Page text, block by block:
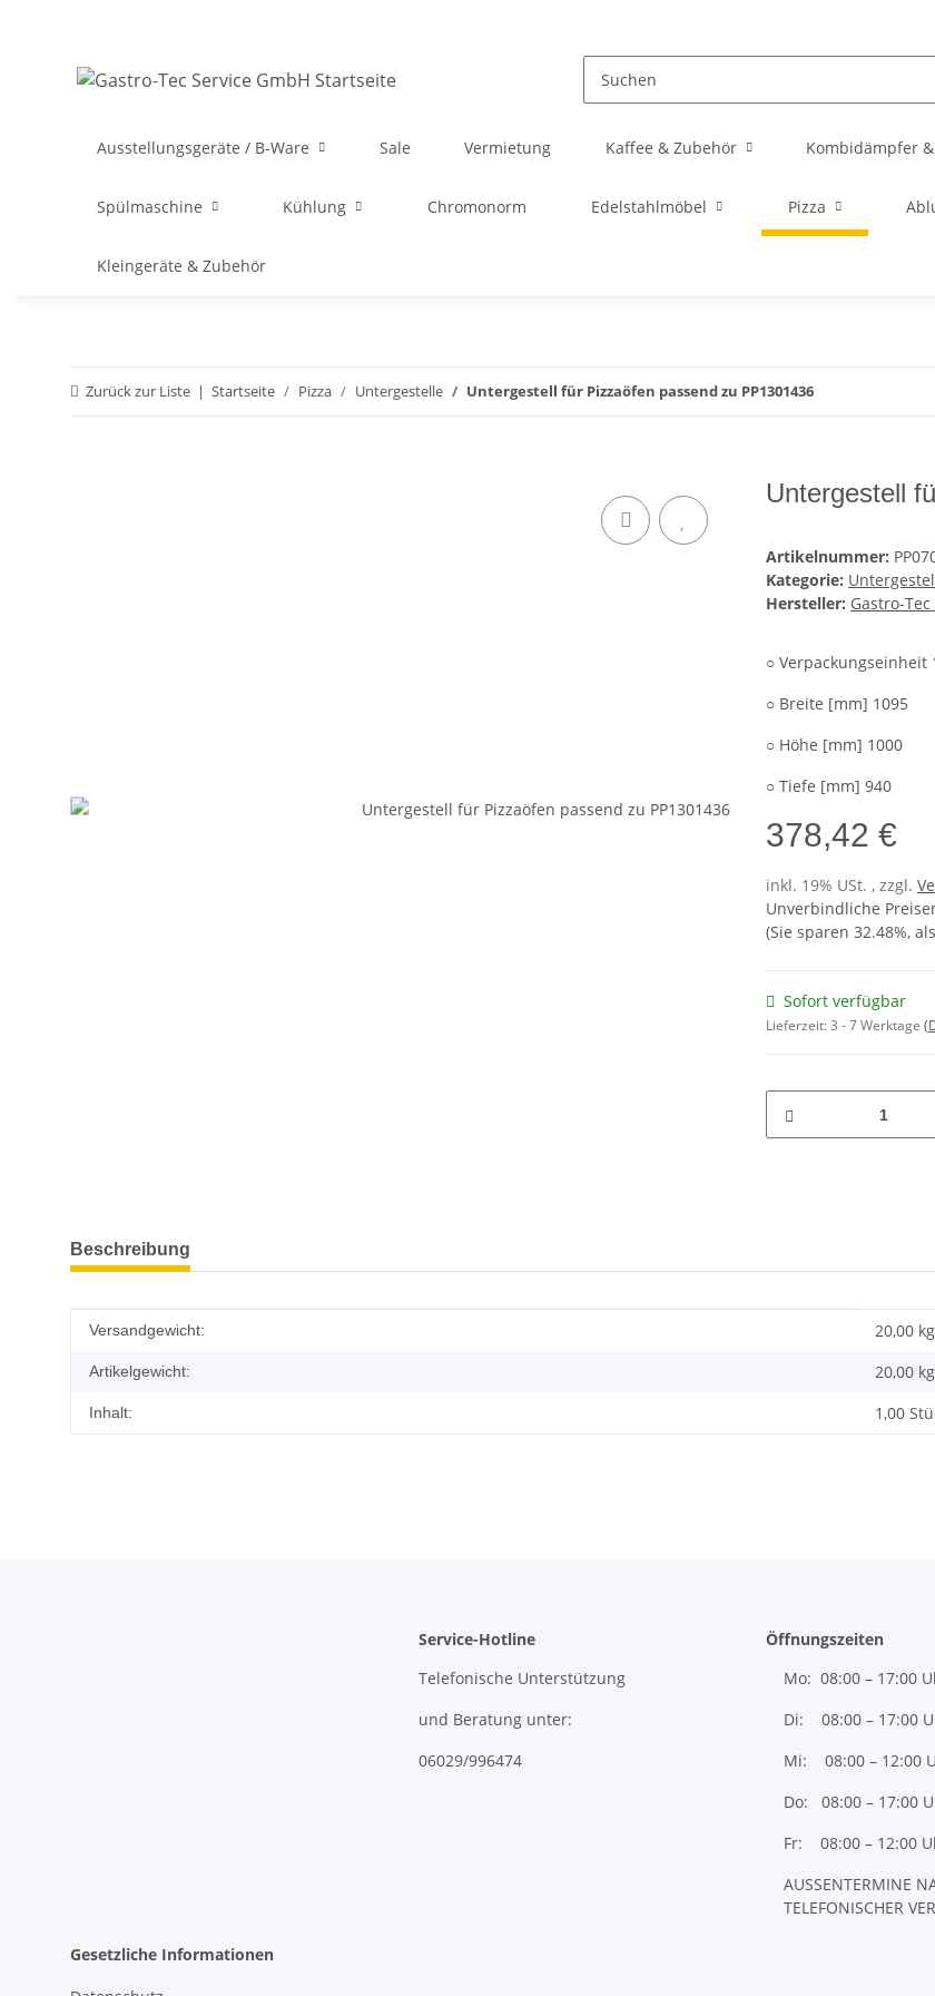
Ausstellungsgeräte / B-Ware Sale Vermietung Kaffee & Zubehör Kombidämpfer
Spülmaschine Kühlung Chromonorm Edelstahlmöbel Pizza
Kleingeräte & Zubehör
Zurück zur Liste Startseite Pizza Untergestelle Untergestell für Pizzaöfen passend zu PP1301436
Untergestell
Artikelnummer:
Kategorie:
Hersteller: Gastro-
○ Verpackungseinheit
○ Breite [mm] 1095
○ Höhe [mm] 1000
○ Tiefe [mm] 940
378,42 €
inkl. 19% USt. , zzgl.
Unverbindliche
(Sie sparen 32.48%,
Sofort verfügbar
Lieferzeit:3 - 7 Werktage
weitere Registerkarten anzeigen
Beschreibung
Produkteigenschaft
Wert
Versandgewicht: 20,00 kg
Artikelgewicht: 20,00 kg
Inhalt: 1,00
Service-Hotline
Telefonische Unterstützung
und Beratung unter:
06029/996474
Öffnungszeiten
Mo: 08:00 – 17:00
Di: 08:00 – 17:00
Mi: 08:00 – 12:00
Do: 08:00 – 17:00
Fr: 08:00 – 12:00
AUSSENTERMINE
TELEFONISCHER
Gesetzliche Informationen